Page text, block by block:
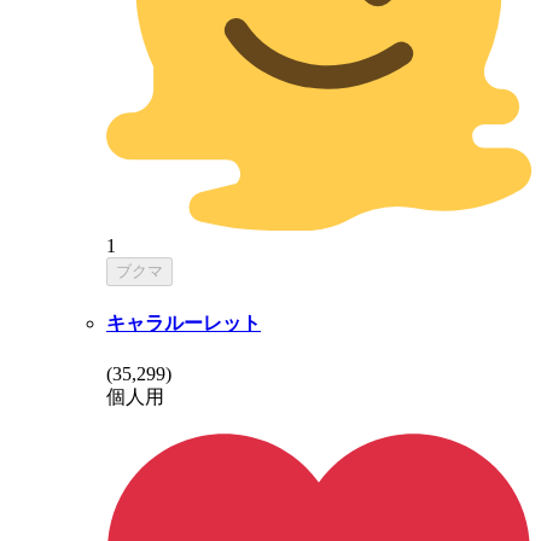
1
ブクマ
キャラルーレット
(35,299)
個人用